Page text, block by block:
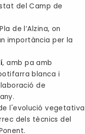
del Camp de
de l’Alzina, on
importància per la
, amb pa amb
blanca i
de
l'evolució vegetativa
dels tècnics del